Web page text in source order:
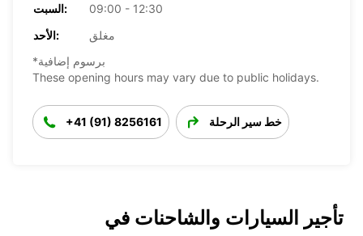
السبت:
09:00 - 12:30
الأحد:
مغلق
*برسوم إضافية
These opening hours may vary due to public holidays.
+41 (91) 8256161 خط سير الرحلة
تأجير السيارات والشاحنات في